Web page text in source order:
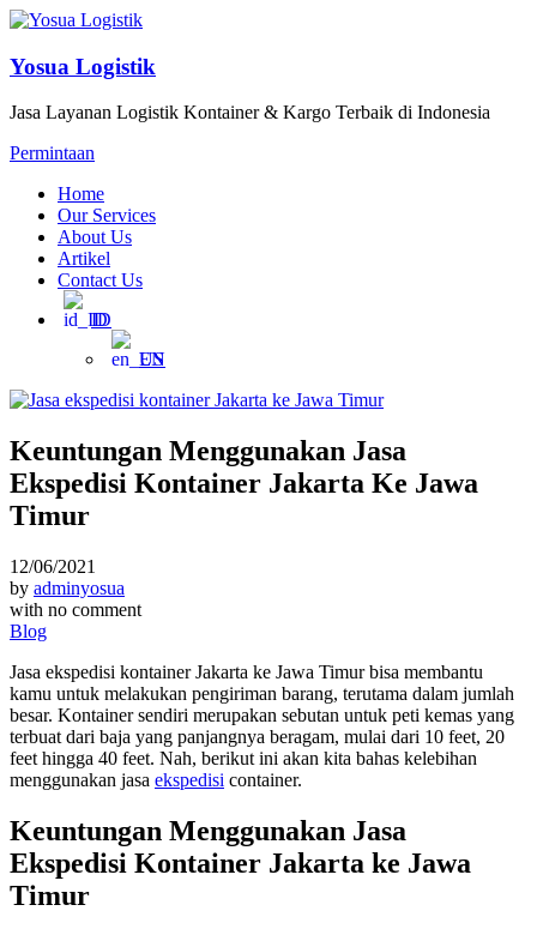
Yosua Logistik
Jasa Layanan Logistik Kontainer & Kargo Terbaik di Indonesia
Permintaan
Home
Our Services
About Us
Artikel
Contact Us
ID
EN
Keuntungan Menggunakan Jasa
Ekspedisi Kontainer Jakarta Ke Jawa
Timur
12/06/2021
by adminyosua
with no comment
Blog
Jasa ekspedisi kontainer Jakarta ke Jawa Timur bisa membantu
kamu untuk melakukan pengiriman barang, terutama dalam jumlah
besar. Kontainer sendiri merupakan sebutan untuk peti kemas yang
terbuat dari baja yang panjangnya beragam, mulai dari 10 feet, 20
feet hingga 40 feet. Nah, berikut ini akan kita bahas kelebihan
menggunakan jasa ekspedisi container.
Keuntungan Menggunakan Jasa
Ekspedisi Kontainer Jakarta ke Jawa
Timur